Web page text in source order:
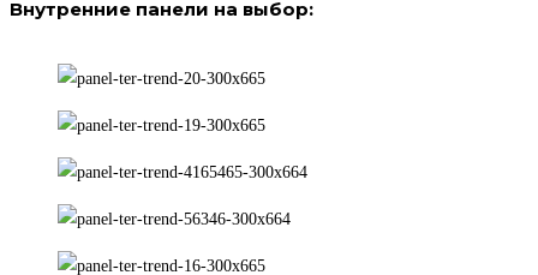
Внутренние панели на выбор: